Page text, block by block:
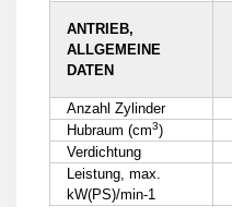
ANTRIEB,
ALLGEMEINE
DATEN
Anzahl Zylinder
Hubraum (cm3)
Verdichtung
Leistung, max.
kW(PS)/min-1